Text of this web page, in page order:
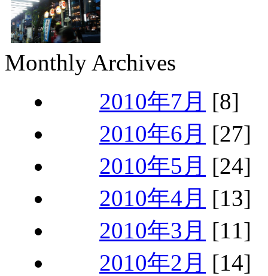
Monthly Archives
2010年7月 [8]
2010年6月 [27]
2010年5月 [24]
2010年4月 [13]
2010年3月 [11]
2010年2月 [14]